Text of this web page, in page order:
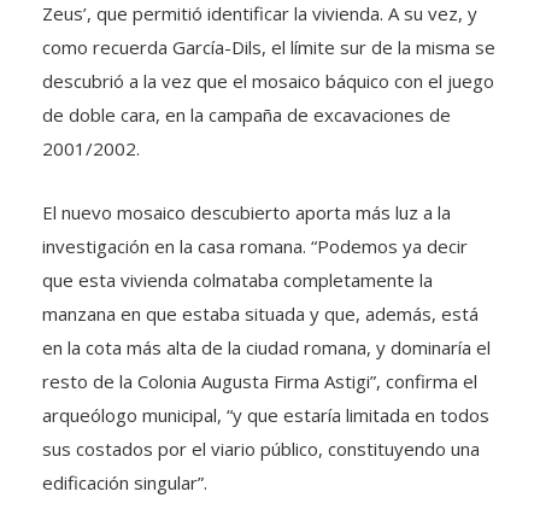
Zeus’, que permitió identificar la vivienda. A su vez, y
como recuerda García-Dils, el límite sur de la misma se
descubrió a la vez que el mosaico báquico con el juego
de doble cara, en la campaña de excavaciones de
2001/2002.
El nuevo mosaico descubierto aporta más luz a la
investigación en la casa romana. “Podemos ya decir
que esta vivienda colmataba completamente la
manzana en que estaba situada y que, además, está
en la cota más alta de la ciudad romana, y dominaría el
resto de la Colonia Augusta Firma Astigi”, confirma el
arqueólogo municipal, “y que estaría limitada en todos
sus costados por el viario público, constituyendo una
edificación singular”.